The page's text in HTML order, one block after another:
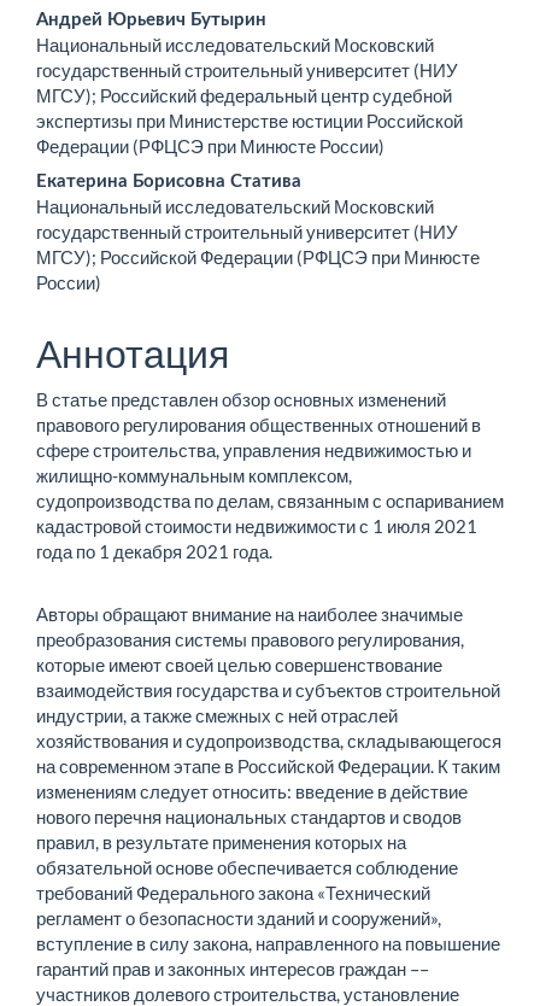
Основное
содержимое
статьи
Андрей Юрьевич Бутырин
Национальный исследовательский Московский
государственный строительный университет (НИУ
МГСУ); Российский федеральный центр судебной
экспертизы при Министерстве юстиции Российской
Федерации (РФЦСЭ при Минюсте России)
Екатерина Борисовна Статива
Национальный исследовательский Московский
государственный строительный университет (НИУ
МГСУ); Российской Федерации (РФЦСЭ при Минюсте
России)
Аннотация
В статье представлен обзор основных изменений
правового регулирования общественных отношений в
сфере строительства, управления недвижимостью и
жилищно-коммунальным комплексом,
судопроизводства по делам, связанным с оспариванием
кадастровой стоимости недвижимости с 1 июля 2021
года по 1 декабря 2021 года.
Авторы обращают внимание на наиболее значимые
преобразования системы правового регулирования,
которые имеют своей целью совершенствование
взаимодействия государства и субъектов строительной
индустрии, а также смежных с ней отраслей
хозяйствования и судопроизводства, складывающегося
на современном этапе в Российской Федерации. К таким
изменениям следует относить: введение в действие
нового перечня национальных стандартов и сводов
правил, в результате применения которых на
обязательной основе обеспечивается соблюдение
требований Федерального закона «Технический
регламент о безопасности зданий и сооружений»,
вступление в силу закона, направленного на повышение
гарантий прав и законных интересов граждан ––
участников долевого строительства, установление